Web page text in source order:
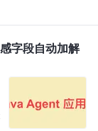
字段自动加解